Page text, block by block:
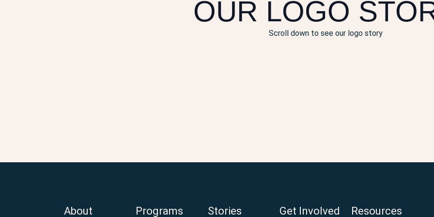
OUR LOGO
Scroll down to see our logo story
About Programs Stories Get Involved Resources